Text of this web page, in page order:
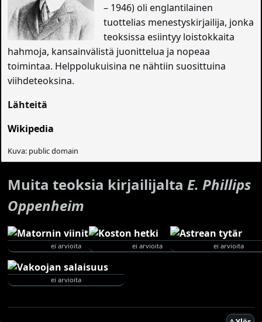
– 1946) oli englantilainen
tuottelias menestyskirjailija, jonka
teoksissa esiintyy loistokkaita
hahmoja, kansainvälistä juonittelua ja nopeaa
toimintaa. Helppolukuisina ne nähtiin suosittuina
viihdeteoksina.
Lähteitä
Wikipedia
Kuva: public domain
Muita teoksia kirjailijaltaE. Phillips
Oppenheim
ei arvioita ei arvioita ei arvioita
ei arvioita